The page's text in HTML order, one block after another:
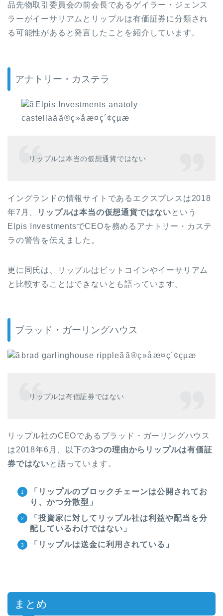
品先物取引委員会の前会長であるゲイラー・ジェンス
ラーがイーサリアムとリップルは有価証券に分類され
る可能性があると発言したことを紹介しています。
アナトリー・カステラ
リップルは本当の仮想通貨ではない
イングランドの情報サイトであるエクスプレスは2018
年7 月、 リップルは本当の仮想通貨ではない という
Elpis InvestmentsでCEOを務めるアナトリー・カステ
ラの警告を伝えました。
更に同氏は、リップルはビットコインやイーサリアム
と比較することはできないとも語っています。
ブラッド・ガーリングハウス
リップルは有価証券ではない
リップル社のCEOであるブラッド・ガーリングハウス
は2018年6 月、以下の3つの理由からリップルは有価証
券ではない と語っています。
「リップルのブロックチェーンは公開されてお
り、かつ分散型」
「投資家に対してリップル社は利益や配当を分
配しているわけではない」
「リップルは送金に利用されている」
まとめ